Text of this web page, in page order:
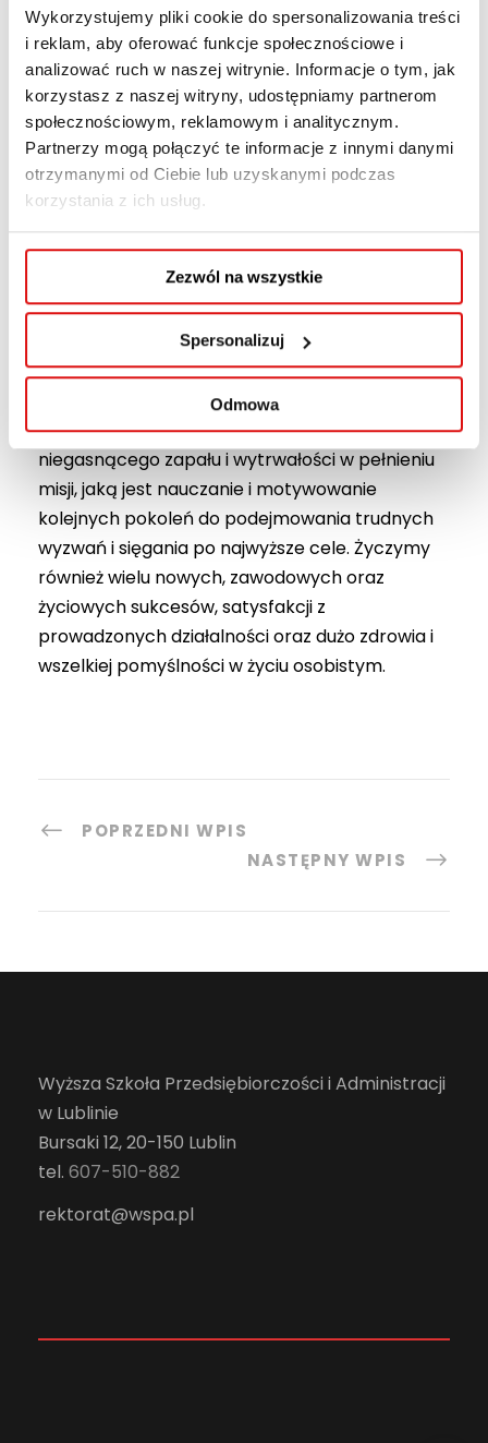
Wykorzystujemy pliki cookie do spersonalizowania treści
i reklam, aby oferować funkcje społecznościowe i
analizować ruch w naszej witrynie. Informacje o tym, jak
korzystasz z naszej witryny, udostępniamy partnerom
społecznościowym, reklamowym i analitycznym.
Partnerzy mogą połączyć te informacje z innymi danymi
otrzymanymi od Ciebie lub uzyskanymi podczas
korzystania z ich usług.
Zezwól na wszystkie
Spersonalizuj
Odmowa
LubliniePani dr Anny Jargiełło oraz Pana dr
Adama Włodarczyka.
Z całego serca gratulujemy zaangażowania w
dbałość o rozwijanie ambicji młodych ludzi oraz
kształtowanie ich postaw, a także życzymy
niegasnącego zapału i wytrwałości w pełnieniu
misji, jaką jest nauczanie i motywowanie
kolejnych pokoleń do podejmowania trudnych
wyzwań i sięgania po najwyższe cele. Życzymy
również wielu nowych, zawodowych oraz
życiowych sukcesów, satysfakcji z
prowadzonych działalności oraz dużo zdrowia i
wszelkiej pomyślności w życiu osobistym.
POPRZEDNI WPIS
NASTĘPNY WPIS
Wyższa Szkoła Przedsiębiorczości i Administracji
w Lublinie
Bursaki 12, 20-150 Lublin
tel. 607-510-882
rektorat@wspa.pl